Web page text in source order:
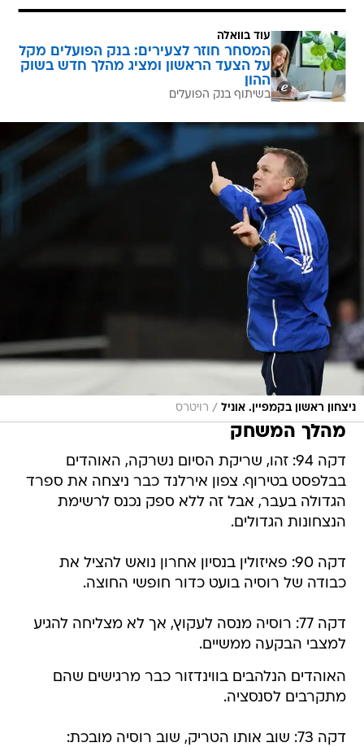
עוד בוואלה
המסחר חוזר לצעירים: בנק הפועלים מקל
על הצעד הראשון ומציג מהלך חדש בשוק
ההון
בשיתוף בנק הפועלים
ניצחון ראשון בקמפיין. אוניל / רויטרס
מהלך המשחק
דקה 94: זהו, שריקת הסיום נשרקה, האוהדים
בבלפסט בטירוף. צפון אירלנד כבר ניצחה את ספרד
הגדולה בעבר, אבל זה ללא ספק נכנס לרשימת
הנצחונות הגדולים.
דקה 90: פאיזולין בנסיון אחרון נואש להציל את
כבודה של רוסיה בועט כדור חופשי החוצה.
דקה 77: רוסיה מנסה לעקוץ, אך לא מצליחה להגיע
למצבי הבקעה ממשיים.
האוהדים הנלהבים בווינדזור כבר מרגישים שהם
מתקרבים לסנסציה.
דקה 73: שוב אותו הטריק, שוב רוסיה מובכת: